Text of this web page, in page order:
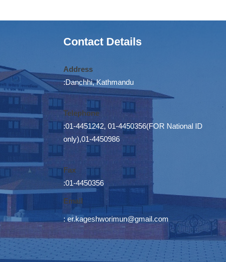
Contact Details
Address
:Danchhi, Kathmandu
Telephone
:01-4451242, 01-4450356(FOR National ID
only),01-4450986
Fax
:01-4450356
Email
:er.kageshworimun@gmail.com